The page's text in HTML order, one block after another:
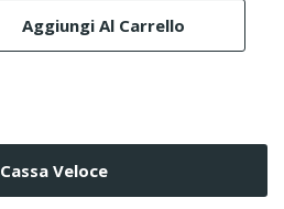
Aggiungi Al Carrello
Cassa Veloce